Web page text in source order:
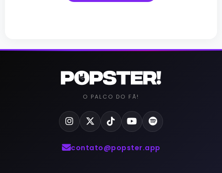
O PALCO DO FÃ!
contato@popster.app